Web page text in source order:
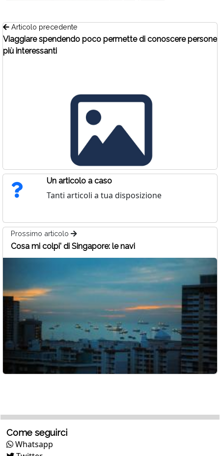
Articolo precedente
Viaggiare spendendo poco permette di conoscere persone
più interessanti
Un articolo a caso
Tanti articoli a tua disposizione
Prossimo articolo
Cosa mi colpi' di Singapore: le navi
Come seguirci
Whatsapp